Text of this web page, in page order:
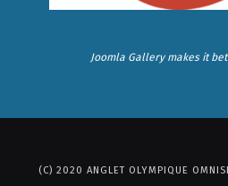
Joomla Gallerymakes it
(C) 2020 ANGLET OLYMPIQUE